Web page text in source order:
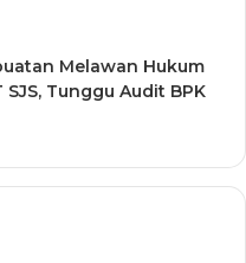
Melawan Hukum
SJS, Tunggu Audit BPK